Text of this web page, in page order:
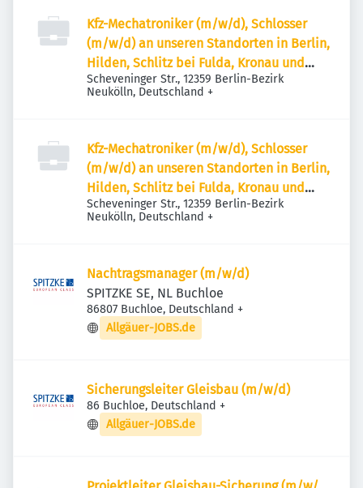
Kfz-Mechatroniker (m/w/d), Schlosser
(m/w/d) an unseren Standorten in Berlin,
Hilden, Schlitz bei Fulda, Kronau und
München
Scheveninger Str., 12359 Berlin-Bezirk
Neukölln, Deutschland +
Kfz-Mechatroniker (m/w/d), Schlosser
(m/w/d) an unseren Standorten in Berlin,
Hilden, Schlitz bei Fulda, Kronau und
München
Scheveninger Str., 12359 Berlin-Bezirk
Neukölln, Deutschland +
Nachtragsmanager (m/​w/​d)
SPITZKE SE, NL Buchloe
86807 Buchloe, Deutschland +
Allgäuer-JOBS.de
Sicherungsleiter Gleisbau (m/​w/​d)
86 Buchloe, Deutschland +
Allgäuer-JOBS.de